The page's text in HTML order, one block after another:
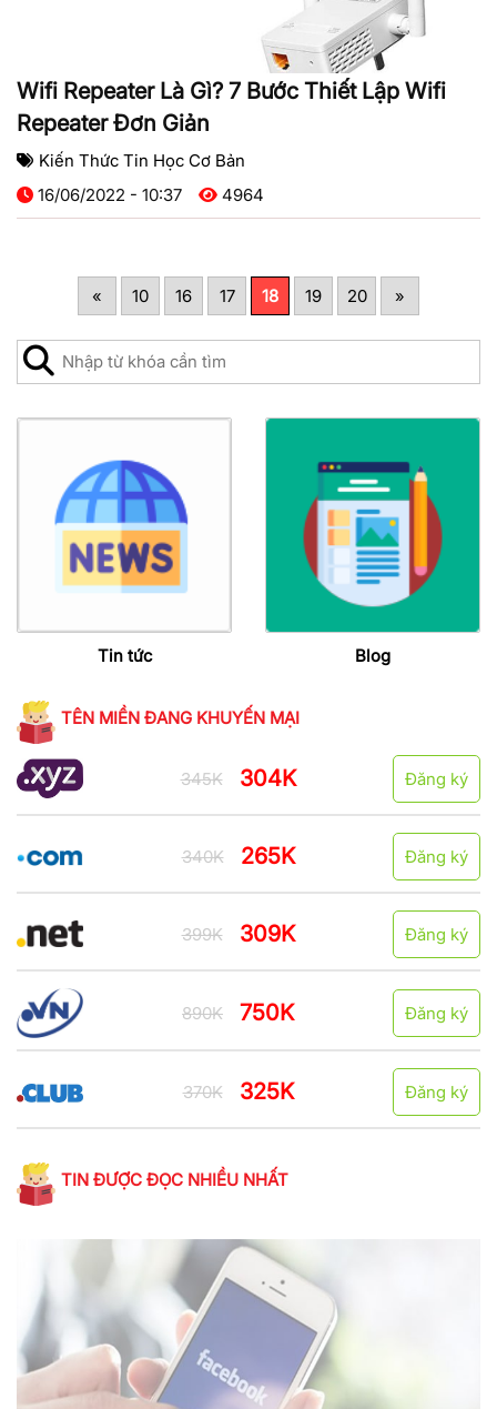
Wifi Repeater Là Gì? 7 Bước Thiết Lập Wifi
Repeater Đơn Giản
Kiến Thức Tin Học Cơ Bản
16/06/2022 - 10:37
4964
« 10 16 17 18 19 20 »
Tin tức Blog
TÊN MIỀN ĐANG KHUYẾN MẠI
345K 304K Đăng ký
340K 265K Đăng ký
399K 309K Đăng ký
890K 750K Đăng ký
370K 325K Đăng ký
TIN ĐƯỢC ĐỌC NHIỀU NHẤT